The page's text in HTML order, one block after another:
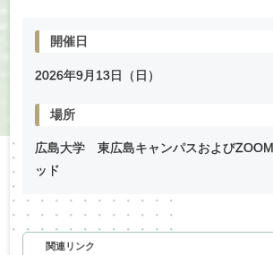
開催日
2026年9月 13日（日）
場所
広島大学 東広島キャンパスおよび
ッド
関連リンク